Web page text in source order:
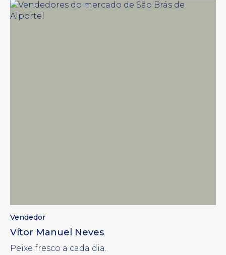
Vendedor
Vítor Manuel Neves
Peixe fresco a cada dia.